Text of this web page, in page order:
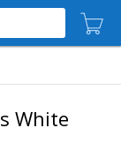
White